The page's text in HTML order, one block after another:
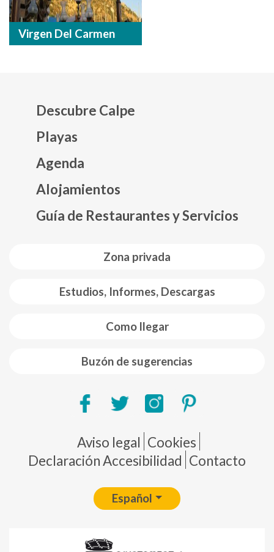
Virgen Del Carmen
Zona privada
Estudios, Informes, Descargas
Como llegar
Buzón de sugerencias
Descubre Calpe
Playas
Agenda
Alojamientos
Guía de Restaurantes y Servicios
Pie de página
Aviso legal Cookies
Declaración Accesibilidad Contacto
Español